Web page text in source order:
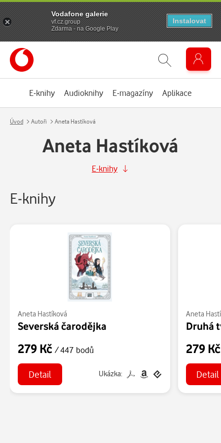
E-knihy Audioknihy E-magazíny Aplikace
Úvod Autoři Aneta Hastíková
Aneta Hastíková
E-knihy
E-knihy
Aneta Hastíková
Severská čarodějka
279 Kč / 447 bodů
Detail Ukázka:
Aneta
Druhá
279
Detail
Vodafone galerie
vf.cz.group
Zdarma - na Google Play
Instalovat